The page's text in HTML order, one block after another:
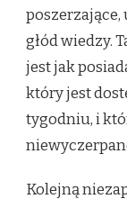
głód wiedzy.
jest jak
który jest
tygodniu, i
Kolejną